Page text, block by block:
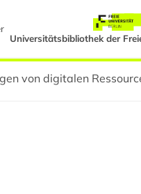
Universitätsbibliothek der
von digitalen